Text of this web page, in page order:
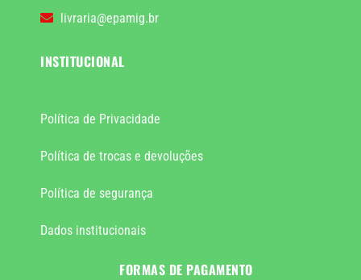
livraria@epamig.br
INSTITUCIONAL
Política de Privacidade
Política de trocas e devoluções
Política de segurança
Dados institucionais
FORMAS DE PAGAMENTO